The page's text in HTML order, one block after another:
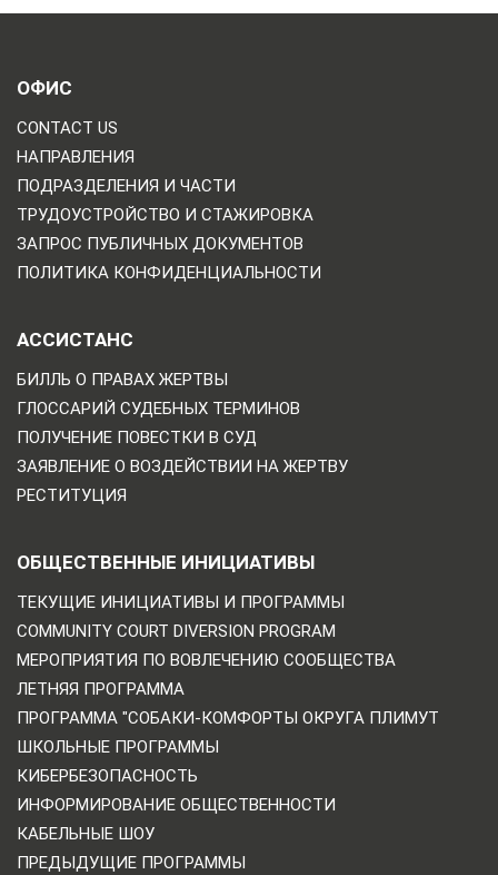
ОФИС
CONTACT US
НАПРАВЛЕНИЯ
ПОДРАЗДЕЛЕНИЯ И ЧАСТИ
ТРУДОУСТРОЙСТВО И СТАЖИРОВКА
ЗАПРОС ПУБЛИЧНЫХ ДОКУМЕНТОВ
ПОЛИТИКА КОНФИДЕНЦИАЛЬНОСТИ
АССИСТАНС
БИЛЛЬ О ПРАВАХ ЖЕРТВЫ
ГЛОССАРИЙ СУДЕБНЫХ ТЕРМИНОВ
ПОЛУЧЕНИЕ ПОВЕСТКИ В СУД
ЗАЯВЛЕНИЕ О ВОЗДЕЙСТВИИ НА ЖЕРТВУ
РЕСТИТУЦИЯ
ОБЩЕСТВЕННЫЕ ИНИЦИАТИВЫ
ТЕКУЩИЕ ИНИЦИАТИВЫ И ПРОГРАММЫ
COMMUNITY COURT DIVERSION PROGRAM
МЕРОПРИЯТИЯ ПО ВОВЛЕЧЕНИЮ СООБЩЕСТВА
ЛЕТНЯЯ ПРОГРАММА
ПРОГРАММА "СОБАКИ-КОМФОРТЫ ОКРУГА ПЛИМУТ
ШКОЛЬНЫЕ ПРОГРАММЫ
КИБЕРБЕЗОПАСНОСТЬ
ИНФОРМИРОВАНИЕ ОБЩЕСТВЕННОСТИ
КАБЕЛЬНЫЕ ШОУ
ПРЕДЫДУЩИЕ ПРОГРАММЫ